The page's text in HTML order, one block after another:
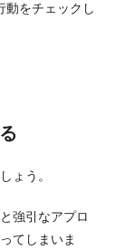
動をチェックし
ょう。
強引なアプロ
てしまいま